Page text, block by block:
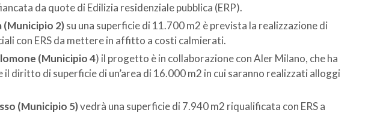
da quote di Edilizia residenziale pubblica (ERP).
(Municipio 2)su una superficie di 11.700 m2 è prevista la realizzazione di
con ERS da mettere in affitto a costi calmierati.
(Municipio 4) il progetto è in collaborazione con Aler Milano, che ha
il diritto di superficie di un’area di 16.000 m2 in cui saranno realizzati alloggi
(Municipio 5)vedrà una superficie di 7.940 m2 riqualificata con ERS a